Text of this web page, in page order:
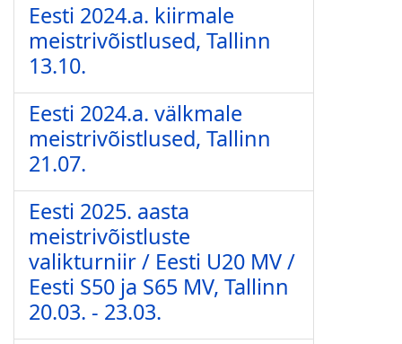
Eesti 2024.a. kiirmale
meistrivõistlused, Tallinn
13.10.
Eesti 2024.a. välkmale
meistrivõistlused, Tallinn
21.07.
Eesti 2025. aasta
meistrivõistluste
valikturniir / Eesti U20 MV /
Eesti S50 ja S65 MV, Tallinn
20.03. - 23.03.